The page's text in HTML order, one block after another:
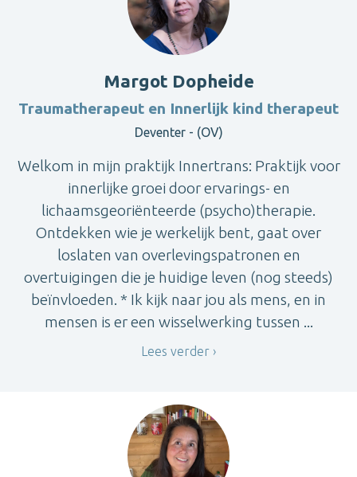
Margot Dopheide
Traumatherapeut en Innerlijk kind therapeut
Deventer - (OV)
Welkom in mijn praktijk Innertrans: Praktijk voor
innerlijke groei door ervarings- en
lichaamsgeoriënteerde (psycho)therapie.
Ontdekken wie je werkelijk bent, gaat over
loslaten van overlevingspatronen en
overtuigingen die je huidige leven (nog steeds)
beïnvloeden. * Ik kijk naar jou als mens, en in
mensen is er een wisselwerking tussen ...
Lees verder